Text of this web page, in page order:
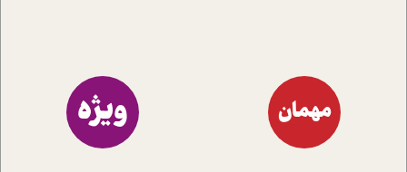
مهمان ویژه